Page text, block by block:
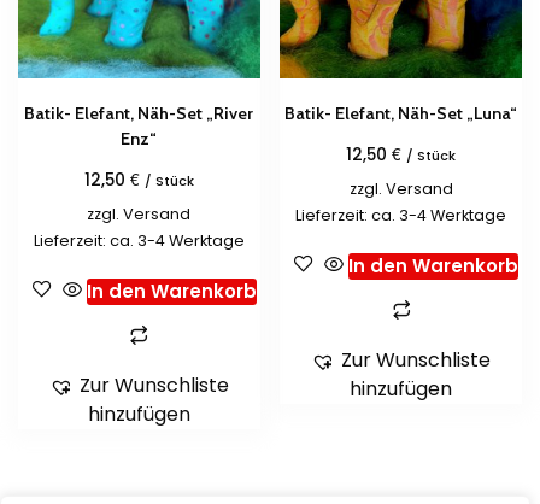
Batik- Elefant, Näh-Set „River
Enz“
12,50 € / Stück
zzgl.Versand
Lieferzeit: ca. 3-4 Werktage
In den Warenkorb
Zur Wunschliste
hinzufügen
Batik- Elefant, Näh-Set „Luna“
12,50€ / Stück
zzgl. Versand
Lieferzeit: ca. 3-4 Werktage
In den Warenkorb
Zur Wunschliste
hinzufügen